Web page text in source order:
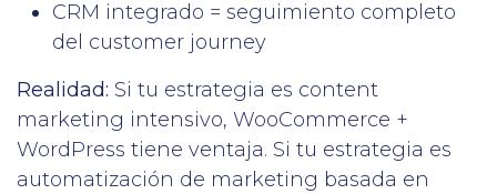
CRM integrado = seguimiento completo
del customer journey
Realidad: Si tu estrategia es content
marketing intensivo, WooCommerce +
WordPress tiene ventaja. Si tu estrategia es
automatización de marketing basada en